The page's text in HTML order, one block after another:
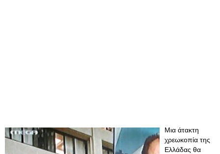
Μια άτακτη
χρεωκοπία της
Ελλάδας θα